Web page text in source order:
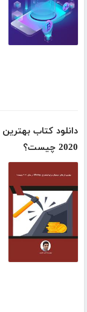
2020 چیست؟